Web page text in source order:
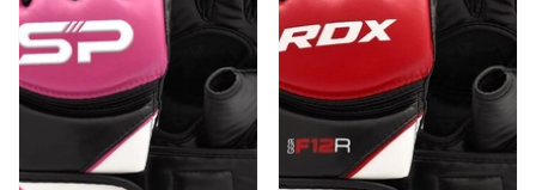
Перчатки для ММА (смешанных боевых искусств)
– это специальные аксессуары, которые
используются для защиты рук и обеспечения
безопасности бойцов во время тренировок и
соревнований. Они отличаются от боксерских
перчаток тем, что имеют открытые пальцы и